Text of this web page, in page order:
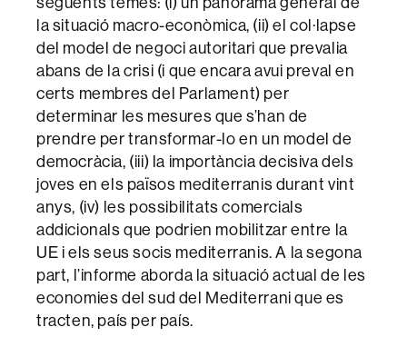
la situació macro-econòmica, (ii) el col·lapse
del model de negoci autoritari que prevalia
abans de la crisi (i que encara avui preval en
certs membres del Parlament) per
determinar les mesures que s’han de
prendre per transformar-lo en un model de
democràcia, (iii) la importància decisiva dels
joves en els països mediterranis durant vint
anys, (iv) les possibilitats comercials
addicionals que podrien mobilitzar entre la
UE i els seus socis mediterranis. A la segona
part, l’informe aborda la situació actual de les
economies del sud del Mediterrani que es
tracten, país per país.